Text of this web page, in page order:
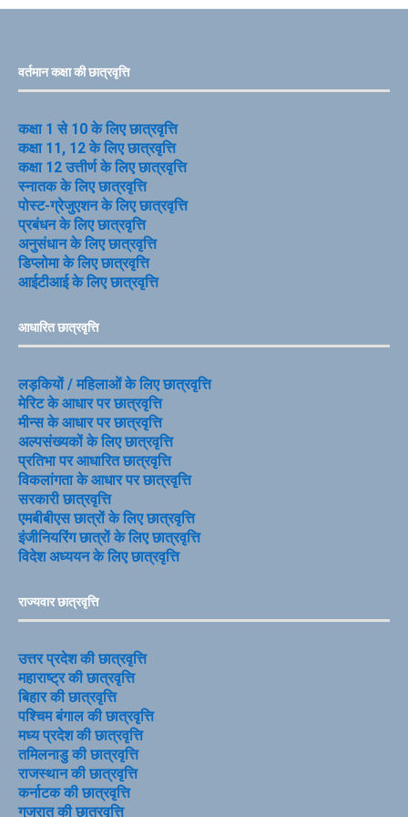
वर्तमान कक्षा की छात्रवृत्ति
कक्षा 1 से 10 के लिए छात्रवृत्ति
कक्षा 11, 12 के लिए छात्रवृत्ति
कक्षा 12 उत्तीर्ण के लिए छात्रवृत्ति
स्नातक के लिए छात्रवृत्ति
पोस्ट-ग्रेजुएशन के लिए छात्रवृत्ति
प्रबंधन के लिए छात्रवृत्ति
अनुसंधान के लिए छात्रवृत्ति
डिप्लोमा के लिए छात्रवृत्ति
आईटीआई के लिए छात्रवृत्ति
आधारित छात्रवृत्ति
लड़कियों / महिलाओं के लिए छात्रवृत्ति
मेरिट के आधार पर छात्रवृत्ति
मीन्स के आधार पर छात्रवृत्ति
अल्पसंख्यकों के लिए छात्रवृत्ति
प्रतिभा पर आधारित छात्रवृत्ति
विकलांगता के आधार पर छात्रवृत्ति
सरकारी छात्रवृत्ति
एमबीबीएस छात्रों के लिए छात्रवृत्ति
इंजीनियरिंग छात्रों के लिए छात्रवृत्ति
विदेश अध्ययन के लिए छात्रवृत्ति
राज्यवार छात्रवृत्ति
उत्तर प्रदेश की छात्रवृत्ति
महाराष्ट्र की छात्रवृत्ति
बिहार की छात्रवृत्ति
पश्चिम बंगाल की छात्रवृत्ति
मध्य प्रदेश की छात्रवृत्ति
तमिलनाडु की छात्रवृत्ति
राजस्थान की छात्रवृत्ति
कर्नाटक की छात्रवृत्ति
गुजरात की छात्रवृत्ति